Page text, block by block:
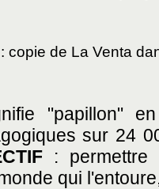
copie de La Venta
"papillon"
sur 24
: permettre
qui